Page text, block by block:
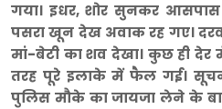
गया। इधर, शोर सुनकर
पसरा खून देख अवाक रह गए।
मां-बेटी का शव देखा। कुछ ही
तरह पूरे इलाके में फैल गई।
पुलिस मौके का जायजा लेने के